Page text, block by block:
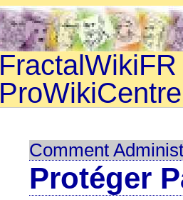
FractalWikiFR
ProWikiCentre
Comment
Protéger